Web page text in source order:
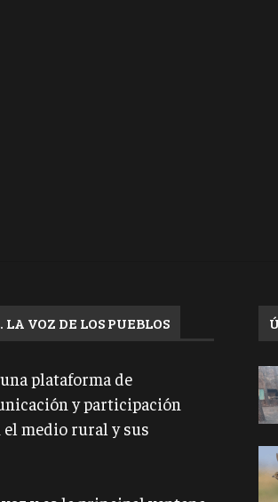
VOZ DE LOS PUEBLOS
plataforma de
y participación
medio rural y sus